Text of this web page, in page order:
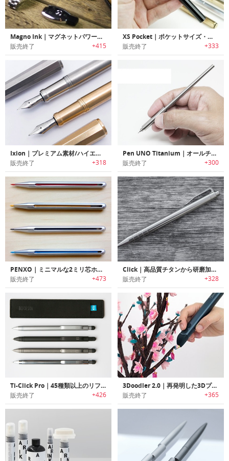
Magno Ink｜マグネットパワーペン「マグノインク」
販売終了 +415
XS Pocket｜ポケットサイズ・ミニマルデザイン万年筆「XSポケット」
販売終了 +333
Ixion｜プレミアム素材/ハイエンドコンポーネントを使用したミニマルデザイン万年筆「イクシオン」
販売終了 +318
Pen UNO Titanium｜オールチタン製ミニマルデザインペン「ウノ」
販売終了 +300
PENXO｜ミニマルな2ミリ芯ホルダーペンシル「ペンゾ」
販売終了 +473
Click｜高品質チタンから研磨加工したパーツのみを使用したクリック式ペン「クリック」
販売終了 +328
Ti-Click Pro｜45種類以上のリフィルに対応しているチタン製ノック式ペン
販売終了 +426
3Doodler 2.0｜再発明した3Dプリントペン 3ドゥードゥラー 2.0ペン
販売終了 +365